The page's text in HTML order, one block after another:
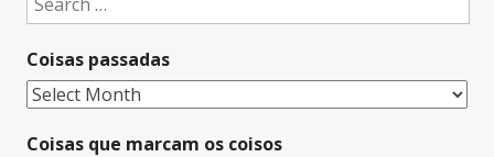
a
t
i
v
for:
Coisas passadas
Coisas
Coisas que marcam os coisos